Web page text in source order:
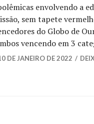
NOTÍCIAS
DE
SÉRIES
envolvendo a
sem tapete
do Globo de
vencendo em 3
DE JANEIRO DE 2022